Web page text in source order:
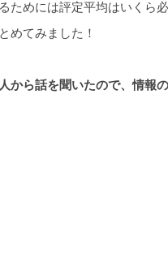
ためには評定平均はいくら
めてみました！
から話を聞いたので、情報